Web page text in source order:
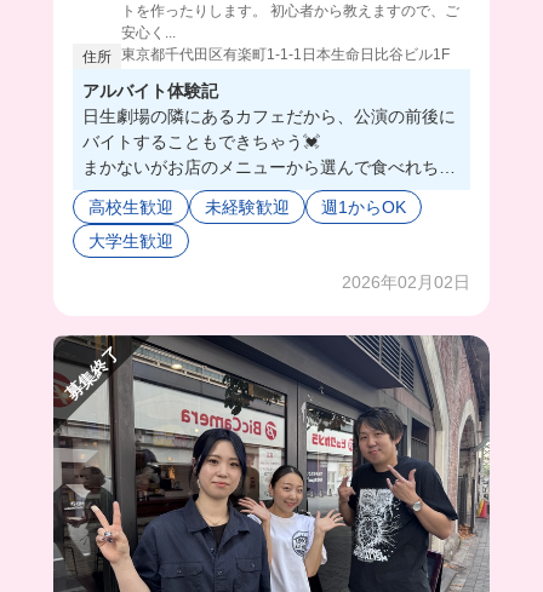
トを作ったりします。 初心者から教えますので、ご
安心く...
住所 東京都千代田区有楽町1-1-1日本生命日比谷ビル1F
アルバイト体験記
日生劇場の隣にあるカフェだから、公演の前後に
バイトすることもできちゃう💓
まかないがお店のメニューから選んで食べれちゃ
うの超魅力的！ケーキもドリンクも好きなの頼め
ちゃう🤤
店内もレトロな雰囲気でおしゃれだったよ☕️🍃
高校生歓迎 未経験歓迎
週1からOK
大学生歓迎
2026年02月02日
募集終了